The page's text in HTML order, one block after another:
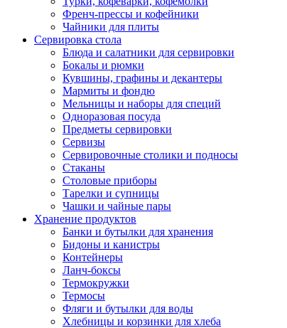
Френч-прессы и кофейники
Чайники для плиты
Сервировка стола
Блюда и салатники для сервировки
Бокалы и рюмки
Кувшины, графины и декантеры
Мармиты и фондю
Мельницы и наборы для специй
Одноразовая посуда
Предметы сервировки
Сервизы
Сервировочные столики и подносы
Стаканы
Столовые приборы
Тарелки и супницы
Чашки и чайные пары
Хранение продуктов
Банки и бутылки для хранения
Бидоны и канистры
Контейнеры
Ланч-боксы
Термокружки
Термосы
Фляги и бутылки для воды
Хлебницы и корзинки для хлеба